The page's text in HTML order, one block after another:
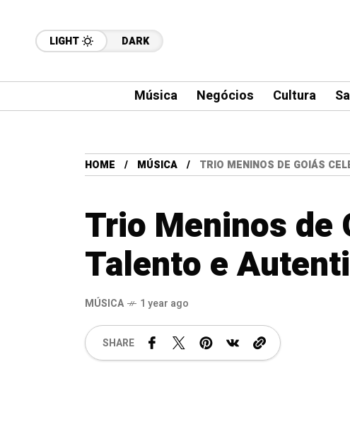
LIGHT DARK
Música Negócios Cultura
HOME MÚSICA TRIO MENINOS DE GOIÁS
Trio Meninos de
Talento e
MÚSICA 1 year ago
SHARE